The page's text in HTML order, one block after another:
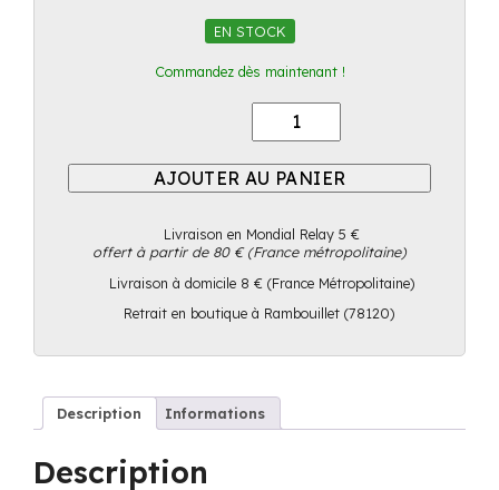
EN STOCK
Commandez dès maintenant !
AJOUTER AU PANIER
Livraison en Mondial Relay 5 €
offert à partir de 80 € (France métropolitaine)
Livraison à domicile 8 € (France Métropolitaine)
Retrait en boutique à Rambouillet (78120)
Description Informations
Description